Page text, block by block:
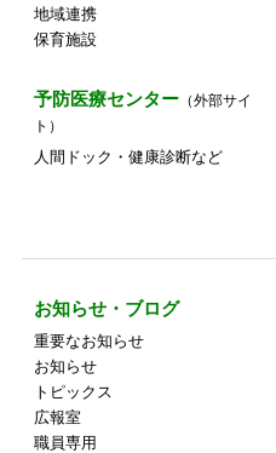
地域連携
保育施設
予防医療センター（外部サイ
ト）
人間ドック・健康診断など
お知らせ・ブログ
重要なお知らせ
お知らせ
トピックス
広報室
職員専用